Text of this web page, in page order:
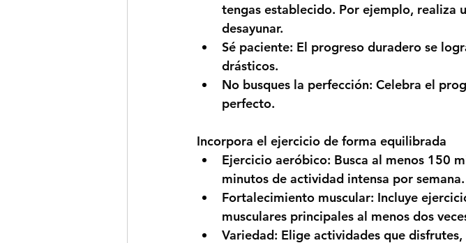
tengas establecido. Por ejemplo, realiza
desayunar.
Sé paciente: El progreso duradero se
drásticos.
No busques la perfección: Celebra el
perfecto.
Incorpora el ejercicio de forma equilibrada
Ejercicio aeróbico: Busca al menos 150
minutos de actividad intensa por semana.
Fortalecimiento muscular: Incluye
musculares principales al menos dos
Variedad: Elige actividades que